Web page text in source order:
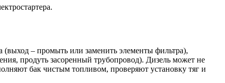
(выход – промыть или заменить элементы фильтра),
продуть засоренный трубопровод). Дизель может не
бак чистым топливом, проверяют установку тяг и